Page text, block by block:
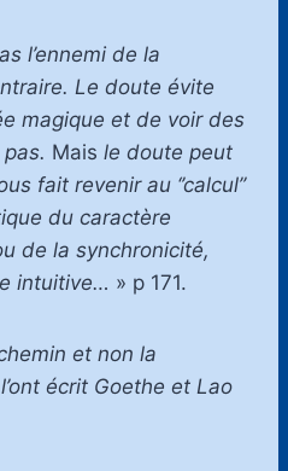
l’ennemi de la
Le doute évite
magique et de voir des
Mais le doute peut
fait revenir au ‘’calcul’’
du caractère
de la synchronicité,
intuitive… » p 171.
et non la
écrit Goethe et Lao